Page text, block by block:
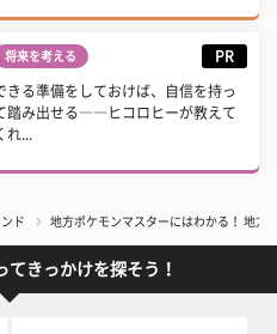
将来を考える PR
きる準備をしておけば、自信を持っ
踏み出せる――ヒコロヒーが教えて
れ...
ド 地方ポケモンマスターにはわかる！ 地方
てきっかけを探そう！